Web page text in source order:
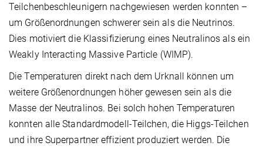
Teilchenbeschleunigern nachgewiesen werden konnten –
um Größenordnungen schwerer sein als die Neutrinos.
Dies motiviert die Klassifizierung eines Neutralinos als ein
Weakly Interacting Massive Particle (WIMP).
Die Temperaturen direkt nach dem Urknall können um
weitere Größenordnungen höher gewesen sein als die
Masse der Neutralinos. Bei solch hohen Temperaturen
konnten alle Standardmodell-Teilchen, die Higgs-Teilchen
und ihre Superpartner effizient produziert werden. Die